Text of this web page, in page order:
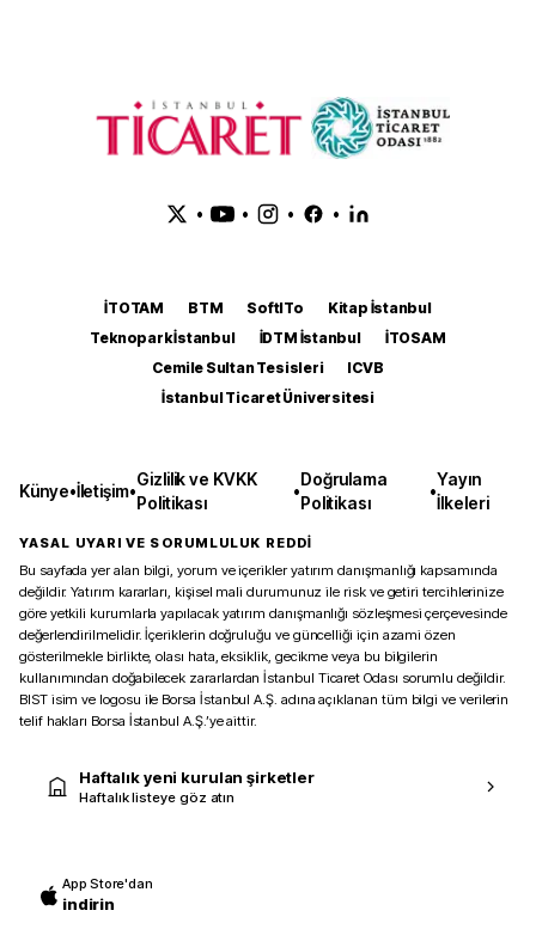
• • • •
İTOTAM BTM SoftITo
Kitap İstanbul
Teknopark İstanbul
İDTM İstanbul
İTOSAM
Cemile Sultan Tesisleri
ICVB
İstanbul Ticaret Üniversitesi
Künye•İletişim•
Gizlilik ve KVKK
Politikası
•
Doğrulama
Politikası
•
Yayın
İlkeleri
YASAL UYARI VE SORUMLULUK REDDİ
Bu sayfada yer alan bilgi, yorum ve içerikler yatırım danışmanlığı kapsamında
değildir. Yatırım kararları, kişisel mali durumunuz ile risk ve getiri tercihlerinize
göre yetkili kurumlarla yapılacak yatırım danışmanlığı sözleşmesi çerçevesinde
değerlendirilmelidir. İçeriklerin doğruluğu ve güncelliği için azami özen
gösterilmekle birlikte, olası hata, eksiklik, gecikme veya bu bilgilerin
kullanımından doğabilecek zararlardan İstanbul Ticaret Odası sorumlu değildir.
BIST isim ve logosu ile Borsa İstanbul A.Ş. adına açıklanan tüm bilgi ve verilerin
telif hakları Borsa İstanbul A.Ş.’ye aittir.
Haftalık yeni kurulan şirketler
Haftalık listeye göz atın
App Store'dan
indirin